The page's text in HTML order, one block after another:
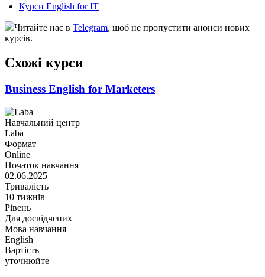
Курси English for IT
Читайте нас в Telegram, щоб не пропустити анонси нових
курсів.
Схожі курси
Business English for Marketers
Навчальний центр
Laba
Формат
Online
Початок навчання
02.06.2025
Тривалість
10 тижнів
Рівень
Для досвідчених
Мова навчання
English
Вартість
уточнюйте